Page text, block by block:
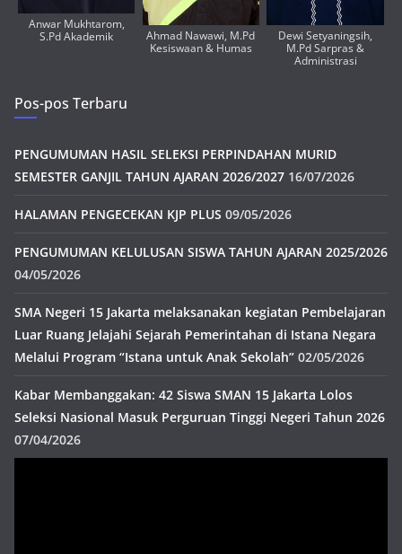
Anwar Mukhtarom,
S.Pd Akademik
Ahmad Nawawi, M.Pd
Kesiswaan & Humas
Dewi Setyaningsih,
M.Pd Sarpras &
Administrasi
Pos-pos Terbaru
PENGUMUMAN HASIL SELEKSI PERPINDAHAN MURID
SEMESTER GANJIL TAHUN AJARAN 2026/2027 16/07/2026
HALAMAN PENGECEKAN KJP PLUS 09/05/2026
PENGUMUMAN KELULUSAN SISWA TAHUN AJARAN 2025/2026
04/05/2026
SMA Negeri 15 Jakarta melaksanakan kegiatan Pembelajaran
Luar Ruang Jelajahi Sejarah Pemerintahan di Istana Negara
Melalui Program “Istana untuk Anak Sekolah” 02/05/2026
Kabar Membanggakan: 42 Siswa SMAN 15 Jakarta Lolos
Seleksi Nasional Masuk Perguruan Tinggi Negeri Tahun 2026
07/04/2026